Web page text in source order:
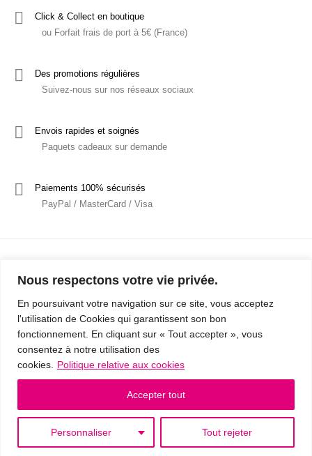
Nous respectons votre vie privée.
En poursuivant votre navigation sur ce site, vous acceptez
l'utilisation de Cookies qui garantissent son bon
fonctionnement. En cliquant sur « Tout accepter », vous
consentez à notre utilisation des
cookies.
Politique relative aux cookies
Personnaliser Tout rejeter
Accepter tout
Click & Collect en boutique
ou Forfait frais de port à 5€ (France)
Des promotions régulières
Suivez-nous sur nos réseaux sociaux
Envois rapides et soignés
Paquets cadeaux sur demande
Paiements 100% sécurisés
PayPal / MasterCard / Visa
Mentions Légales
Politique de confidentialité / RGPD
Conditions Générales de Vente
© 2019 - Cousins & Cousines